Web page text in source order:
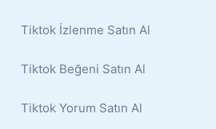
Tiktok İzlenme Satın Al
Tiktok Beğeni Satın Al
Tiktok Yorum Satın Al